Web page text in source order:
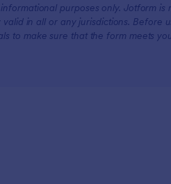
purposes only. Jotform
in all or any jurisdictions. Before
to make sure that the form meets